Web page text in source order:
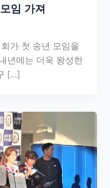
임 가져
가 첫 송년 모임을
년에는 더욱 왕성한
[…]